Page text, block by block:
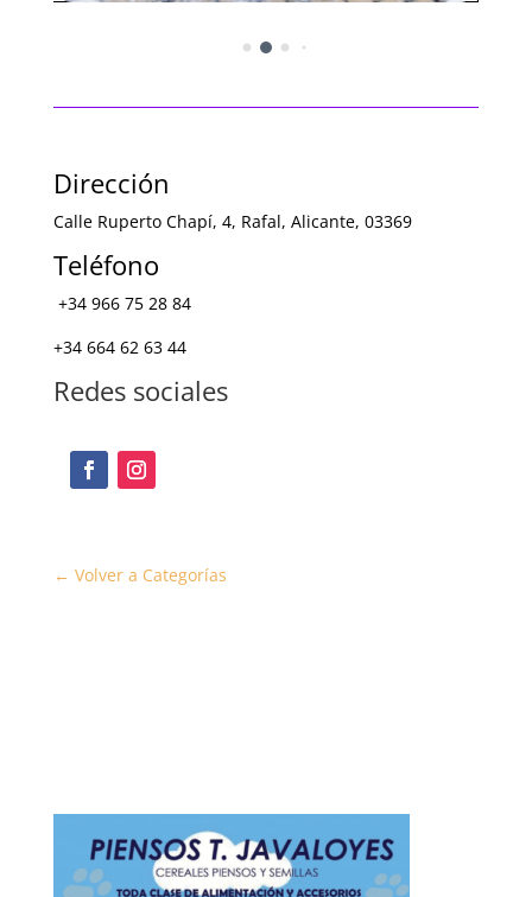
Dirección
Calle Ruperto Chapí, 4, Rafal, Alicante, 03369
Teléfono
+34 966 75 28 84
+34 664 62 63 44
Redes sociales
← Volver a Categorías